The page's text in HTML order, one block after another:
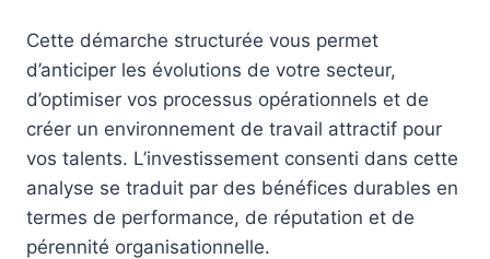
Cette démarche structurée vous permet
d’anticiper les évolutions de votre secteur,
d’optimiser vos processus opérationnels et de
créer un environnement de travail attractif pour
vos talents. L’investissement consenti dans cette
analyse se traduit par des bénéfices durables en
termes de performance, de réputation et de
pérennité organisationnelle.